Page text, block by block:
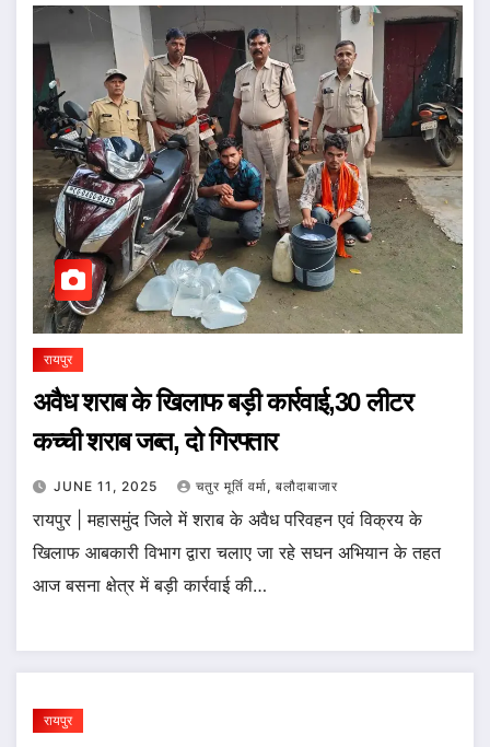
रायपुर
अवैध शराब के खिलाफ बड़ी कार्रवाई,30 लीटर
कच्ची शराब जब्त, दो गिरफ्तार
JUNE 11, 2025 चतुर मूर्ति वर्मा, बलौदाबाजार
रायपुर | महासमुंद जिले में शराब के अवैध परिवहन एवं विक्रय के
खिलाफ आबकारी विभाग द्वारा चलाए जा रहे सघन अभियान के तहत
आज बसना क्षेत्र में बड़ी कार्रवाई की…
रायपुर